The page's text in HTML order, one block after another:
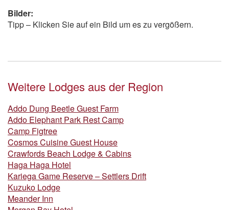
Bilder:
Tipp – Klicken Sie auf ein Bild um es zu vergößern.
Weitere Lodges aus der Region
Addo Dung Beetle Guest Farm
Addo Elephant Park Rest Camp
Camp Figtree
Cosmos Cuisine Guest House
Crawfords Beach Lodge & Cabins
Haga Haga Hotel
Kariega Game Reserve – Settlers Drift
Kuzuko Lodge
Meander Inn